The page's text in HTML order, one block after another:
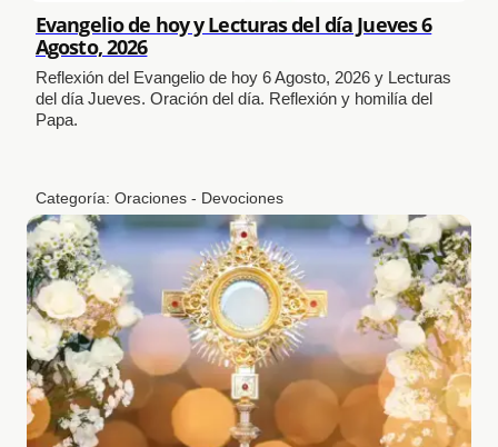
Evangelio de hoy y Lecturas del día Jueves 6
Agosto, 2026
Reflexión del Evangelio de hoy 6 Agosto, 2026 y Lecturas
del día Jueves. Oración del día. Reflexión y homilía del
Papa.
Categoría: Oraciones - Devociones